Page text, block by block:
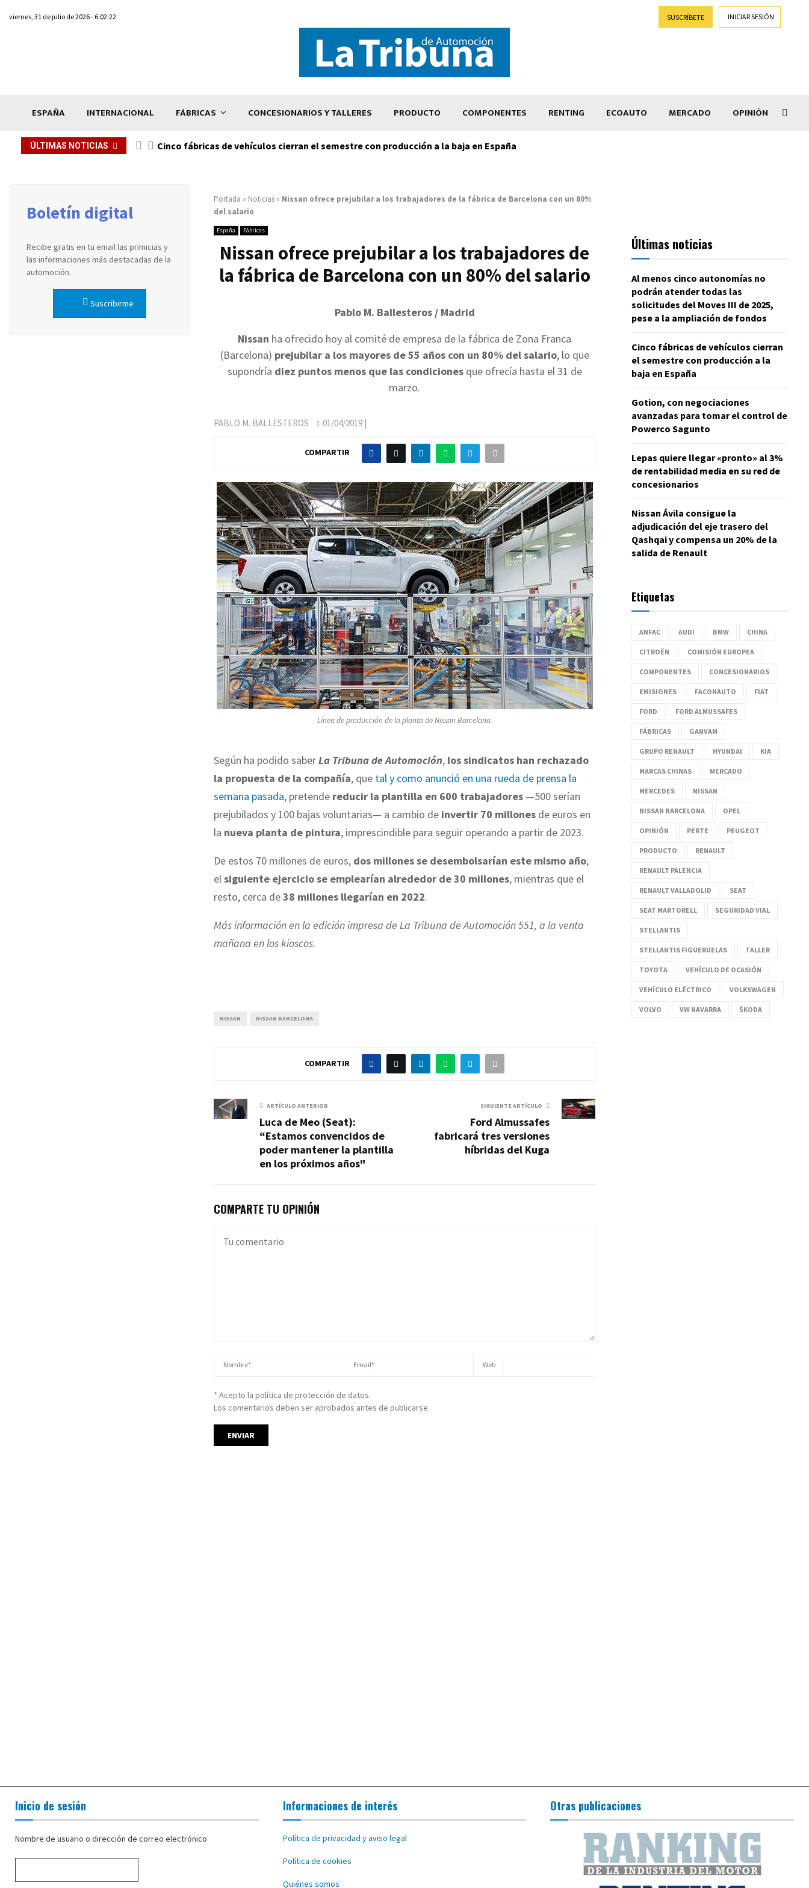
viernes, 31 de julio de 2026 - 6:02:22 SUSCRÍBETE INICIAR SESIÓN
ESPAÑA INTERNACIONAL FÁBRICAS CONCESIONARIOS Y TALLERES PRODUCTO COMPONENTES RENTING ECOAUTO MERCADO OPINIÓN
ÚLTIMAS NOTICIAS Cinco fábricas de vehículos cierran el semestre con producción a la baja en España
Portada » Noticias » Nissan ofrece prejubilar a los trabajadores de la fábrica de Barcelona con un 80%
del salario
España Fábricas
Nissan ofrece prejubilar a los trabajadores de
la fábrica de Barcelona con un 80% del salario
Pablo M. Ballesteros / Madrid
Nissan ha ofrecido hoy al comité de empresa de la fábrica de Zona Franca
(Barcelona) prejubilar a los mayores de 55 años con un 80% del salario, lo que
supondría diez puntos menos que las condicionesque ofrecía hasta el 31 de
marzo.
PABLO M. BALLESTEROS 01/04/2019 |
COMPARTIR
Línea de producción de la planta de Nissan Barcelona.
Según ha podido saberLa Tribuna de Automoción, los sindicatos han rechazado
la propuesta de la compañía, que tal y como anunció en una rueda de prensa la
semana pasada, pretende reducir la plantilla en 600 trabajadores —500 serían
prejubilados y 100 bajas voluntarias— a cambio de invertir 70 millones de euros en
la nueva planta de pintura, imprescindible para seguir operando a partir de 2023.
De estos 70 millones de euros, dos millones se desembolsarían este mismo año,
elsiguiente ejercicio se emplearían alrededor de 30 millones, mientras que el
resto, cerca de38 millones llegarían en 2022.
Más información en la edición impresa de La Tribuna de Automoción 551, a la venta
mañana en los kioscos.
NISSAN NISSAN BARCELONA
COMPARTIR
ARTÍCULO ANTERIOR
Luca de Meo (Seat):
“Estamos convencidos de
poder mantener la plantilla
en los próximos años"
SIGUIENTE ARTÍCULO
Ford Almussafes
fabricará tres versiones
híbridas del Kuga
COMPARTE TU OPINIÓN
* Acepto la política de protección de datos.
Los comentarios deben ser aprobados antes de publicarse.
Boletín digital
Recibe gratis en tu email las primicias y
las informaciones más destacadas de la
automoción.
Suscribirme
Últimas noticias
Al menos cinco autonomías no
podrán atender todas las
solicitudes del Moves III de 2025,
pese a la ampliación de fondos
Cinco fábricas de vehículos cierran
el semestre con producción a la
baja en España
Gotion, con negociaciones
avanzadas para tomar el control de
Powerco Sagunto
Lepas quiere llegar «pronto» al 3%
de rentabilidad media en su red de
concesionarios
Nissan Ávila consigue la
adjudicación del eje trasero del
Qashqai y compensa un 20% de la
salida de Renault
Etiquetas
ANFAC AUDI BMW CHINA
CITROËN COMISIÓN EUROPEA
COMPONENTES CONCESIONARIOS
EMISIONES FACONAUTO FIAT
FORD FORD ALMUSSAFES
FÁBRICAS GANVAM
GRUPO RENAULT HYUNDAI KIA
MARCAS CHINAS MERCADO
MERCEDES NISSAN
NISSAN BARCELONA OPEL
OPINIÓN PERTE PEUGEOT
PRODUCTO RENAULT
RENAULT PALENCIA
RENAULT VALLADOLID SEAT
SEAT MARTORELL SEGURIDAD VIAL
STELLANTIS
STELLANTIS FIGUERUELAS TALLER
TOYOTA VEHÍCULO DE OCASIÓN
VEHÍCULO ELÉCTRICO VOLKSWAGEN
VOLVO VW NAVARRA ŠKODA
Inicio de sesión
Nombre de usuario o dirección de correo electrónico
Informaciones de interés
Política de privacidad y aviso legal
Política de cookies
Quiénes somos
Otras publicaciones